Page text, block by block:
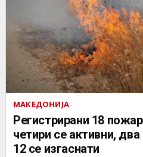
МАКЕДОНИЈА
Регистрирани 18
четири се активни,
12 се изгаснати